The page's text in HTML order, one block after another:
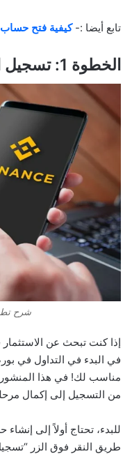
تابع أيضا :-كيفية فتح
الخطوة 1: تسجيل الحساب
شرح
إذا كنت تبحث عن
من التسجيل إلى إكمال